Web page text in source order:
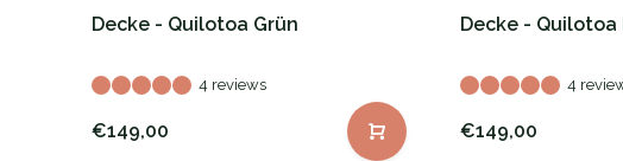
Decke - Quilotoa Grün
4 reviews
€149,00
Decke - Quilotoa
4
€149,00